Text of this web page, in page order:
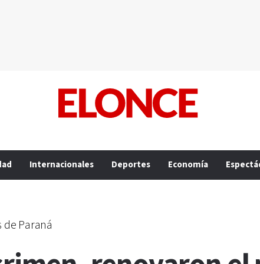
Internacionales Deportes Economía
Paraná